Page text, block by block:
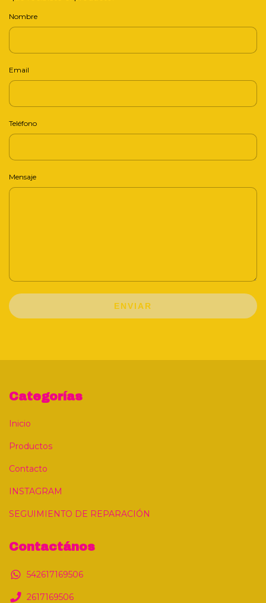
Nombre
Email
Teléfono
Mensaje
ENVIAR
Categorías
Inicio
Productos
Contacto
INSTAGRAM
SEGUIMIENTO DE REPARACIÓN
Contactános
542617169506
2617169506